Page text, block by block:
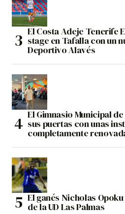
El Costa Adeje Tenerife
stage en Tafalla con un
Deportivo Alavés
El Gimnasio Municipal
sus puertas con unas
completamente
El ganés Nicholas
de la UD Las Palmas